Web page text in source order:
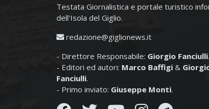
Testata Giornalistica e portale turistico
dell'Isola del Giglio.
redazione@giglionews.it
- Direttore Responsabile: Giorgio Fanciulli.
- Editori ed autori: Marco Baffigi &
Fanciulli.
- Primo inviato: Giuseppe Monti.